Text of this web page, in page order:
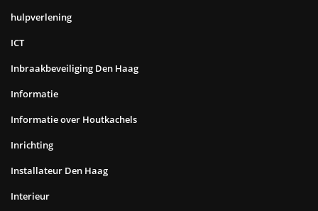
hulpverlening
ICT
Inbraakbeveiliging Den Haag
Informatie
Informatie over Houtkachels
Inrichting
Installateur Den Haag
Interieur